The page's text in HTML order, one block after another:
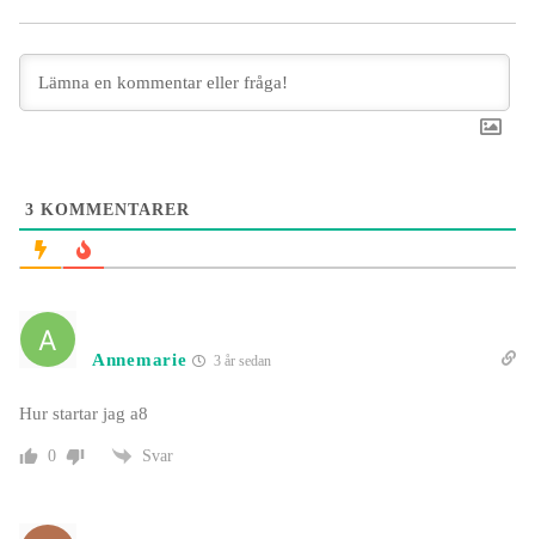
3 KOMMENTARER
Annemarie 3 år sedan
Hur startar jag a8
0 Svar